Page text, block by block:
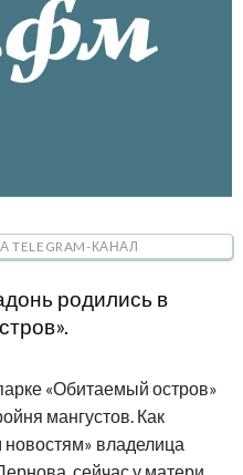
КАНАЛ
родились в
«Обитаемый остров»
мангустов. Как
владелица